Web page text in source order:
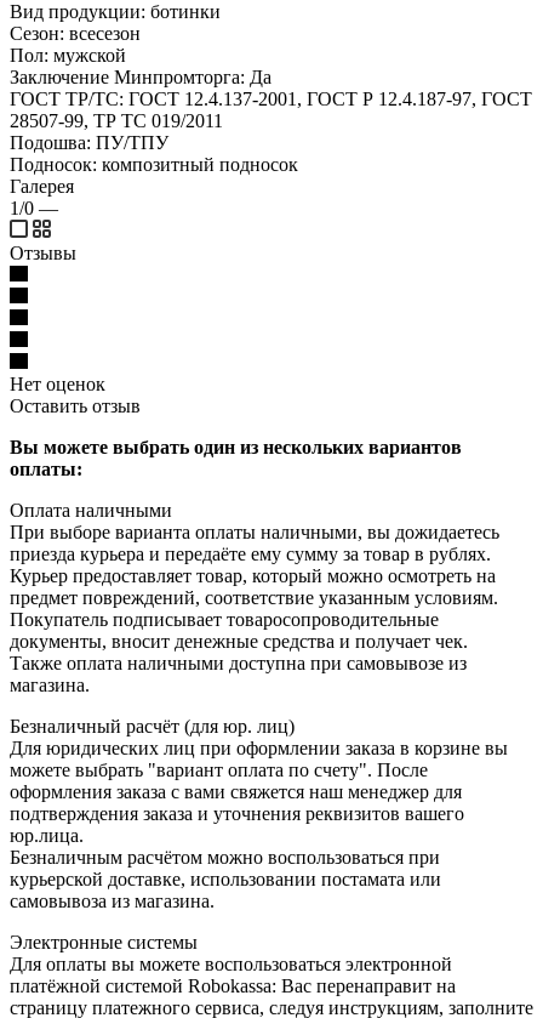
Вид продукции: ботинки
Сезон: всесезон
Пол: мужской
Заключение Минпромторга: Да
ГОСТ ТР/ТС: ГОСТ 12.4.137-2001, ГОСТ Р 12.4.187-97, ГОСТ
28507-99, ТР ТС 019/2011
Подошва: ПУ/ТПУ
Подносок: композитный подносок
Галерея
1/0 —
Отзывы
Нет оценок
Оставить отзыв
Вы можете выбрать один из нескольких вариантов
оплаты:
Оплата наличными
При выборе варианта оплаты наличными, вы дожидаетесь
приезда курьера и передаёте ему сумму за товар в рублях.
Курьер предоставляет товар, который можно осмотреть на
предмет повреждений, соответствие указанным условиям.
Покупатель подписывает товаросопроводительные
документы, вносит денежные средства и получает чек.
Также оплата наличными доступна при самовывозе из
магазина.
Безналичный расчёт (для юр. лиц)
Для юридических лиц при оформлении заказа в корзине вы
можете выбрать "вариант оплата по счету". После
оформления заказа с вами свяжется наш менеджер для
подтверждения заказа и уточнения реквизитов вашего
юр.лица.
Безналичным расчётом можно воспользоваться при
курьерской доставке, использовании постамата или
самовывоза из магазина.
Электронные системы
Для оплаты вы можете воспользоваться электронной
платёжной системой Robokassa: Вас перенаправит на
страницу платежного сервиса, следуя инструкциям, заполните